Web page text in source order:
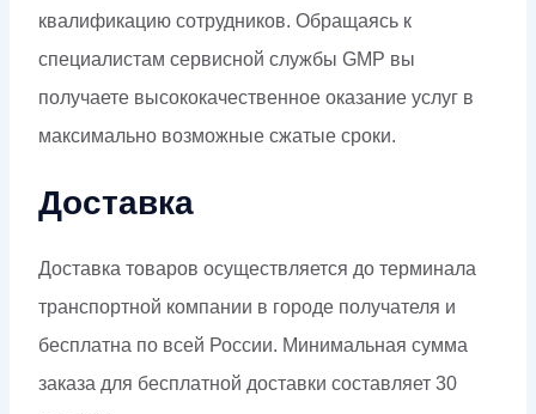
квалификацию сотрудников. Обращаясь к
специалистам сервисной службы GMP вы
получаете высококачественное оказание услуг в
максимально возможные сжатые сроки.
Доставка
Доставка товаров осуществляется до терминала
транспортной компании в городе получателя и
бесплатна по всей России. Минимальная сумма
заказа для бесплатной доставки составляет 30